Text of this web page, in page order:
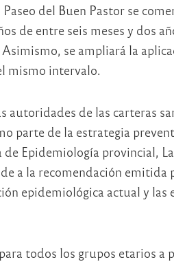
del Buen Pastor se
de entre seis meses y dos
se ampliará la
mismo intervalo.
autoridades de las carteras
parte de la estrategia
Epidemiología provincial,
a la recomendación
epidemiológica actual y las
todos los grupos etarios a